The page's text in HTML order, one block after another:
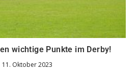
wichtige Punkte im Derby!
11. Oktober 2023